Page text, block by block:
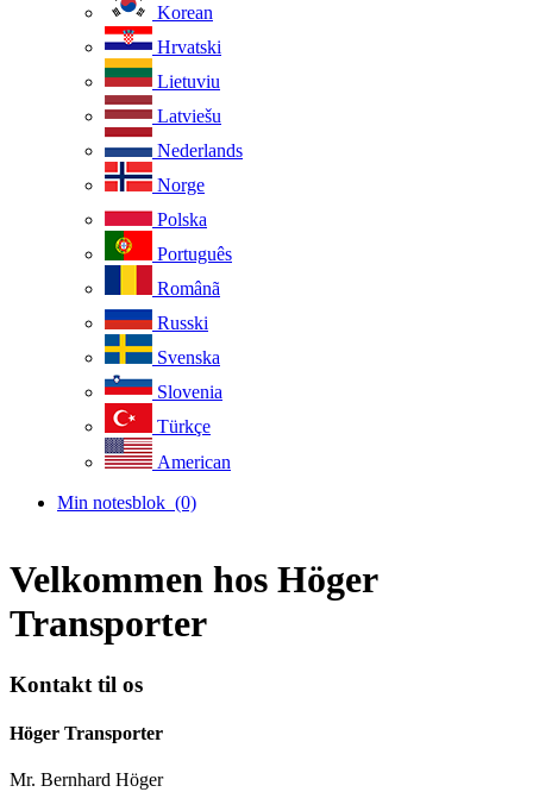
Korean
Hrvatski
Lietuviu
Latviešu
Nederlands
Norge
Polska
Português
Românã
Russki
Svenska
Slovenia
Türkçe
American
Min notesblok (0)
Velkommen hos Höger
Transporter
Kontakt til os
Höger Transporter
Mr. Bernhard Höger